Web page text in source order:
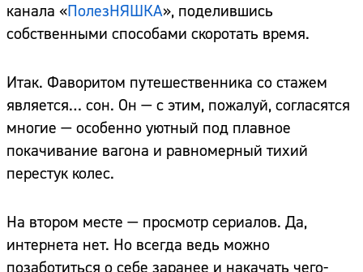
канала «ПолезНЯШКА», поделившись
собственными способами скоротать время.
Итак. Фаворитом путешественника со стажем
является… сон. Он — с этим, пожалуй, согласятся
многие — особенно уютный под плавное
покачивание вагона и равномерный тихий
перестук колес.
На втором месте — просмотр сериалов. Да,
интернета нет. Но всегда ведь можно
позаботиться о себе заранее и накачать чего-